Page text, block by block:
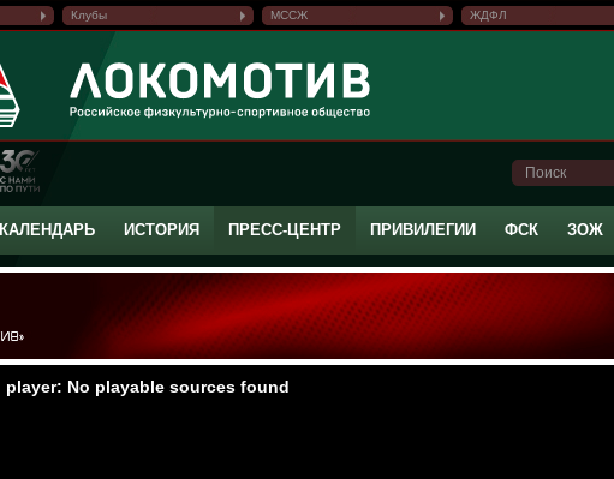
Клубы МССЖ ЖДФЛ
КАЛЕНДАРЬ ИСТОРИЯ ПРЕСС-ЦЕНТР ПРИВИЛЕГИИ ФСК ЗОЖ